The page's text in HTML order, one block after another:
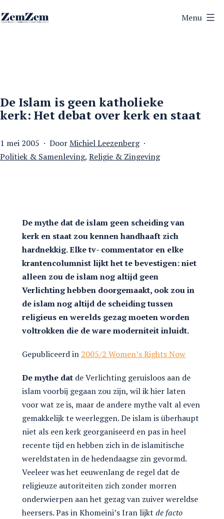
naar
Menu
De Islam is geen katholieke
kerk: Het debat over kerk en staat
Gepubliceerd
op
1 mei 2005 DoorMichiel Leezenberg
Gecategoriseerd
Politiek & Samenleving, Religie & Zingeving
De mythe dat de islam geen scheiding van
kerk en staat zou kennen handhaaft zich
hardnekkig. Elke tv- commentator en elke
krantencolumnist lijkt het te bevestigen: niet
alleen zou de islam nog altijd geen
Verlichting hebben doorgemaakt, ook zou in
de islam nog altijd de scheiding tussen
religieus en werelds gezag moeten worden
voltrokken die de ware moderniteit inluidt.
Gepubliceerd in 2005/2 Women’s Rights Now
De mythe dat de Verlichting geruisloos aan de
islam voorbij gegaan zou zijn, wil ik hier laten
voor wat ze is, maar de andere mythe valt al even
gemakkelijk te weerleggen. De islam is überhaupt
niet als een kerk georganiseerd en pas in heel
recente tijd en hebben zich in de islamitische
wereldstaten in de hedendaagse zin gevormd.
Veeleer was het eeuwenlang de regel dat de
religieuze autoriteiten zich zonder morren
onderwierpen aan het gezag van zuiver wereldse
heersers. Pas in Khomeini’s Iran lijkt de facto